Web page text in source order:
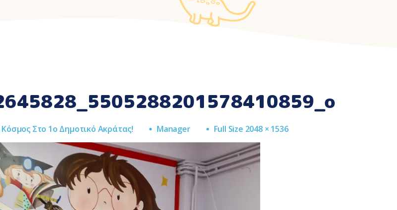
Στο 1ο Δημοτικό Ακράτας! Manager
Full
Size
Full Size 2048 × 1536